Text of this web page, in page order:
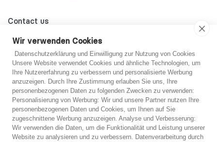
You are not sure?
If you are unsure, you can get free advice from one
Contact us
02131 708 42 70
support@abo-hilfe.de
© 2021 abo-hilfe.de
*Note: abo-hilfe.de serves as an informative website. The
consumer receives information and tips and tricks on the
Wir verwenden Cookies
Datenschutzerklärung und Einwilligung zur Nutzung von Cookies
Unsere Website verwendet Cookies und ähnliche Technologien, um
Ihre Nutzererfahrung zu verbessern und personalisierte Werbung
anzuzeigen. Durch Ihre Zustimmung erlauben Sie uns, Ihre
personenbezogenen Daten zu folgenden Zwecken zu verwenden:
Personalisierung von Werbung: Wir und unsere Partner nutzen Ihre
personenbezogenen Daten und Cookies, um Ihnen auf Sie
zugeschnittene Werbung anzuzeigen. Analyse und Verbesserung:
Wir verwenden die Daten, um die Funktionalität und Leistung unserer
Website zu analysieren und zu verbessern. Datenverarbeitung durch